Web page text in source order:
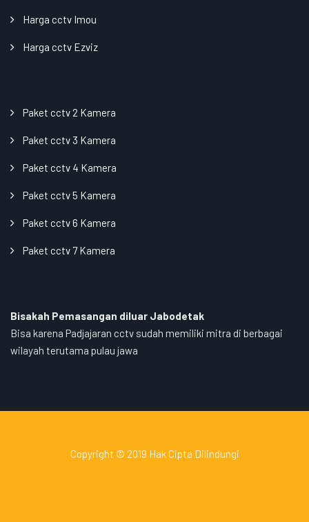
Harga cctv Imou
Harga cctv Ezviz
Paket cctv 2 Kamera
Paket cctv 3 Kamera
Paket cctv 4 Kamera
Paket cctv 5 Kamera
Paket cctv 6 Kamera
Paket cctv 7 Kamera
Bisakah Pemasangan diluar Jabodetak
Bisa karena Padjajaran cctv sudah memiliki mitra di berbagai
wilayah terutama pulau jawa
Copyright © 2019 Hak Cipta Dilindungi